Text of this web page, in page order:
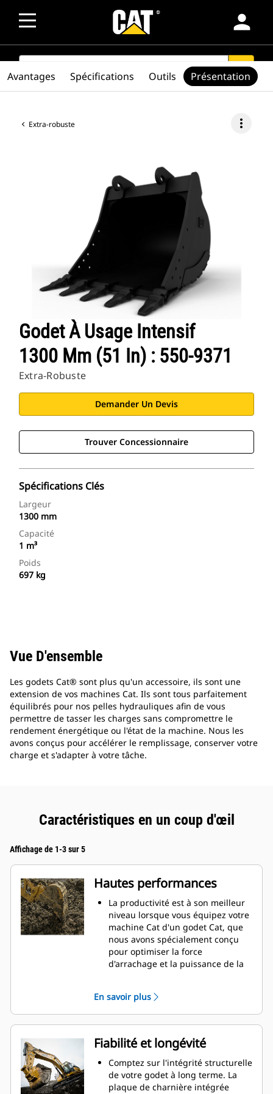
person
SEARCH search
Extra-robuste more_vert
Godet À Usage Intensif
1300 Mm (51 In) : 550-9371
Extra-Robuste
Demander Un Devis
Trouver Concessionnaire
Spécifications Clés
Largeur
1300 mm
Capacité
1 m³
Poids
697 kg
Avantages Spécifications Outils Présentation
Vue D'ensemble
Les godets Cat® sont plus qu'un accessoire, ils sont une
extension de vos machines Cat. Ils sont tous parfaitement
équilibrés pour nos pelles hydrauliques afin de vous
permettre de tasser les charges sans compromettre le
rendement énergétique ou l'état de la machine. Nous les
avons conçus pour accélérer le remplissage, conserver votre
charge et s'adapter à votre tâche.
Caractéristiques en un coup d'œil
Affichage de 1-3 sur 5
Hautes performances
La productivité est à son meilleur
niveau lorsque vous équipez votre
machine Cat d'un godet Cat, que
nous avons spécialement conçu
pour optimiser la force
d'arrachage et la puissance de la
double améliore le flux des
matières dans le godet. Le
dégagement de talon accru
garantit que le fond du godet ne
frotte pas, ce qui réduit les coûts
d'entretien.
La consommation de carburant est
maximale lors de l'excavation. Les
En savoir plus
Fiabilité et longévité
Comptez sur l'intégrité structurelle
de votre godet à long terme. La
plaque de charnière intégrée